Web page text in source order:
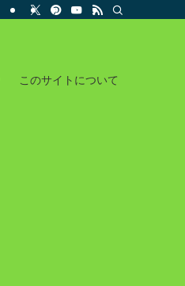
このサイトについて